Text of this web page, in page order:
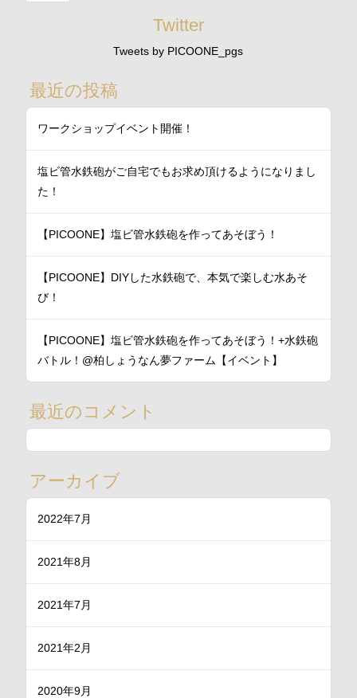
Twitter
Tweets by PICOONE_pgs
最近の投稿
ワークショップイベント開催！
塩ビ管水鉄砲がご自宅でもお求め頂けるようになりまし
た！
【PICOONE】塩ビ管水鉄砲を作ってあそぼう！
【PICOONE】DIYした水鉄砲で、本気で楽しむ水あそ
び！
【PICOONE】塩ビ管水鉄砲を作ってあそぼう！+水鉄砲
バトル！@柏しょうなん夢ファーム【イベント】
最近のコメント
アーカイブ
2022年7月
2021年8月
2021年7月
2021年2月
2020年9月